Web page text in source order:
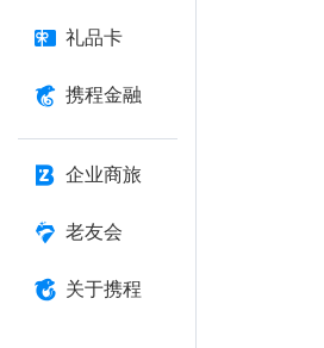
礼品卡
携程金融
企业商旅
老友会
关于携程